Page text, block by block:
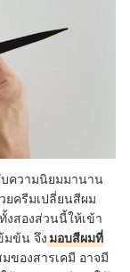
ความนิยมมานาน
ยครีมเปลี่ยนสีผม
งสองส่วนนี้ให้เข้า
มข้น จึงมอบสีผมที่
ของสารเคมี อาจมี